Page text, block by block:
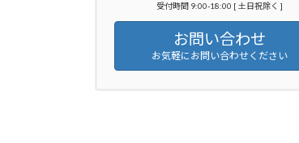
受付時間 9:00-18:00 [ 土日祝除く ]
お問い合わせ
お気軽にお問い合わせください